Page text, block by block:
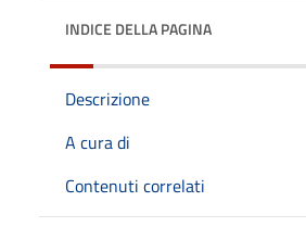
INDICE DELLA PAGINA
Descrizione
A cura di
Contenuti correlati